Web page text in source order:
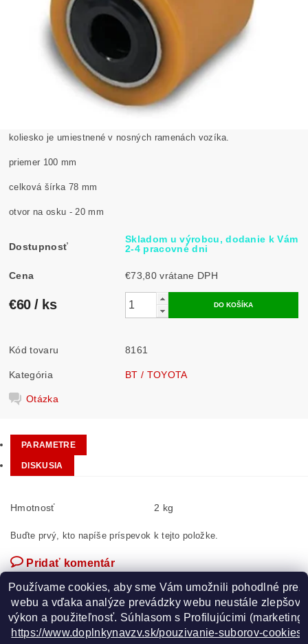
koliesko je umiestnené v nosných ramenách vozíka.
priemer 100 mm
celková šírka 78 mm
otvor na osku - 20 mm
Dostupnosť
Skladom u výrobcu, dodanie k Vám
2-4 pracovné dni
Cena €73,80 vrátane DPH
€60/ ks
Kód tovaru 8161
Kategória BT / TOYOTA
Otázka
PARAMETRE
DISKUSIA
Hmotnosť 2 kg
Buďte prvý, kto napíše príspevok k tejto položke.
Pridať komentár
GOOGLE
Používame cookies, aby sme Vám umožnili pohodlné
webu a vďaka analýze prevádzky webu neustále
výkon a použiteľnosť. Súhlasom s Profilujúcimi
https://www.doplnkynavzv.sk/pouzivanie-suborov-cookies/